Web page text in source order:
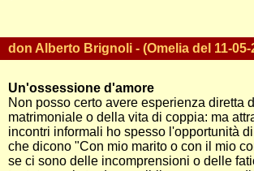
don Alberto Brignoli - (Omelia del 11-05-
Un'ossessione d'amore
Non posso certo avere esperienza diretta
matrimoniale o della vita di coppia: ma
incontri informali ho spesso l'opportunità
che dicono "Con mio marito o con il mio
se ci sono delle incomprensioni o delle